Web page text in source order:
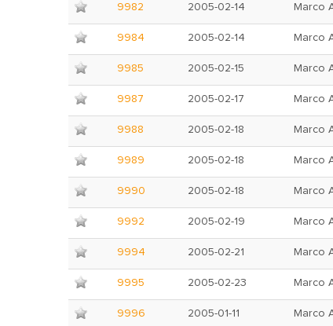
9982 2005-02-14 Marco
9984 2005-02-14 Marco
9985 2005-02-15 Marco
9987 2005-02-17 Marco
9988 2005-02-18 Marco
9989 2005-02-18 Marco
9990 2005-02-18 Marco
9992 2005-02-19 Marco
9994 2005-02-21 Marco
9995 2005-02-23 Marco
9996 2005-01-11 Marco